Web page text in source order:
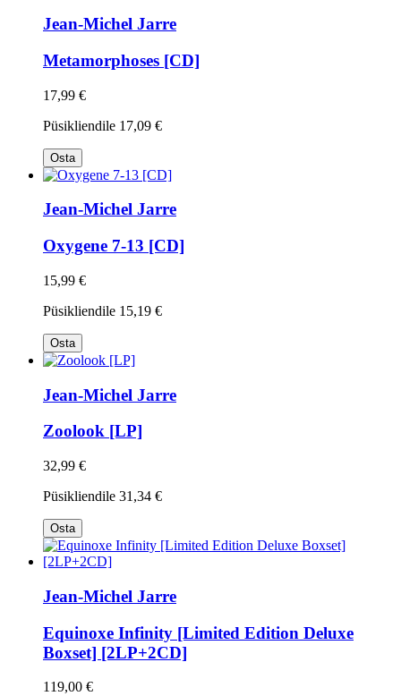
Jean-Michel Jarre
Metamorphoses [CD]
17,99 €
Püsikliendile 17,09 €
Osta
Jean-Michel Jarre
Oxygene 7-13 [CD]
15,99 €
Püsikliendile 15,19 €
Osta
Jean-Michel Jarre
Zoolook [LP]
32,99 €
Püsikliendile 31,34 €
Osta
Jean-Michel Jarre
Equinoxe Infinity [Limited Edition Deluxe
Boxset] [2LP+2CD]
119,00 €